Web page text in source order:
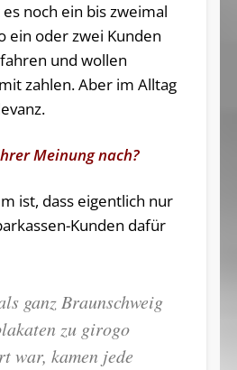
noch ein bis zweimal
ein oder zwei Kunden
und wollen
zahlen. Aber im Alltag
Meinung nach?
ist, dass eigentlich nur
Kunden dafür
ganz Braunschweig
zu girogo
war, kamen jede